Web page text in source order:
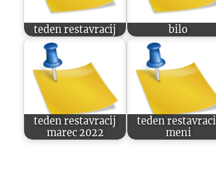
teden restavracij bilo
teden restavracij
marec 2022
teden
meni